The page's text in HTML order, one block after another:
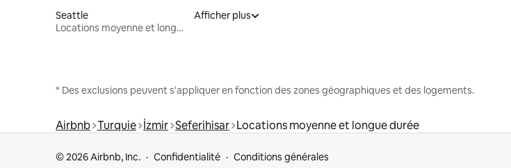
Seattle
Locations moyenne et longue durée
Afficher plus
* Des exclusions peuvent s'appliquer en fonction des zones géographiques et des logements.
Airbnb Turquie İzmir Seferihisar Locations moyenne et longue durée
© 2026 Airbnb, Inc. Confidentialité Conditions générales